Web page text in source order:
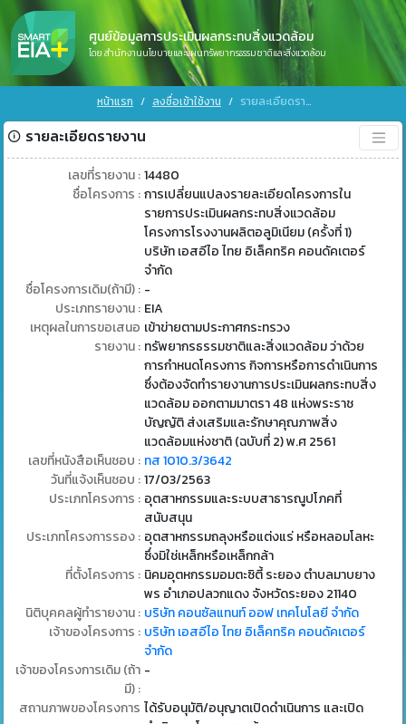
ศูนย์ข้อมูลการประเมินผลกระทบสิ่งแวดล้อม
โดย สำนักงานนโยบายและแผนทรัพยากรธรรมชาติและสิ่งแวดล้อม
หน้าแรก ลงชื่อเข้าใช้งาน รายละเอียดรายงาน
รายละเอียดรายงาน
เลขที่รายงาน : 14480
ชื่อโครงการ : การเปลี่ยนแปลงรายละเอียดโครงการใน
รายการประเมินผลกระทบสิ่งแวดล้อม
โครงการโรงงานผลิตอลูมิเนียม (ครั้งที่ 1)
บริษัท เอสอีไอ ไทย อิเล็คทริค คอนดัคเตอร์
จำกัด
ชื่อโครงการเดิม(ถ้ามี) : -
ประเภทรายงาน : EIA
เหตุผลในการขอเสนอ
รายงาน :
เข้าข่ายตามประกาศกระทรวง
ทรัพยากรธรรมชาติและสิ่งแวดล้อม ว่าด้วย
การกำหนดโครงการ กิจการหรือการดำเนินการ
ซึ่งต้องจัดทำรายงานการประเมินผลกระทบสิ่ง
แวดล้อม ออกตามมาตรา 48 แห่งพระราช
บัญญัติ ส่งเสริมและรักษาคุณภาพสิ่ง
แวดล้อมแห่งชาติ (ฉบับที่ 2) พ.ศ 2561
เลขที่หนังสือเห็นชอบ : ทส 1010.3/3642
วันที่แจ้งเห็นชอบ : 17/03/2563
ประเภทโครงการ : อุตสาหกรรมและระบบสาธารณูปโภคที่
สนับสนุน
ประเภทโครงการรอง : อุตสาหกรรมถลุงหรือแต่งแร่ หรือหลอมโลหะ
ซึ่งมิใช่เหล็กหรือเหล็กกล้า
ที่ตั้งโครงการ : นิคมอุตหกรรมอมตะซิตี้ ระยอง ตำบลมาบยาง
พร อำเภอปลวกแดง จังหวัดระยอง 21140
นิติบุคคลผู้ทำรายงาน : บริษัท คอนซัลแทนท์ ออฟ เทคโนโลยี จำกัด
เจ้าของโครงการ : บริษัท เอสอีไอ ไทย อิเล็คทริค คอนดัคเตอร์
จำกัด
เจ้าของโครงการเดิม (ถ้า
มี) :
-
สถานภาพของโครงการ ได้รับอนุมัติ/อนุญาตเปิดดำเนินการ และเปิด